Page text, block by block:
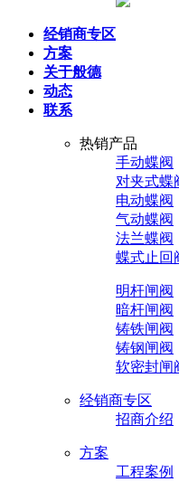
经销商专区
方案
关于般德
动态
联系
热销产品
手动蝶阀
对夹式蝶
电动蝶阀
气动蝶阀
法兰蝶阀
蝶式止回
明杆闸阀
暗杆闸阀
铸铁闸阀
铸钢闸阀
软密封闸
经销商专区
招商介绍
方案
工程案例